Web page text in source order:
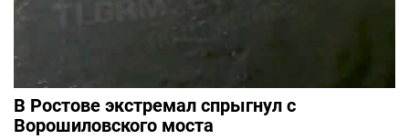
В Ростове экстремал спрыгнул с
Ворошиловского моста